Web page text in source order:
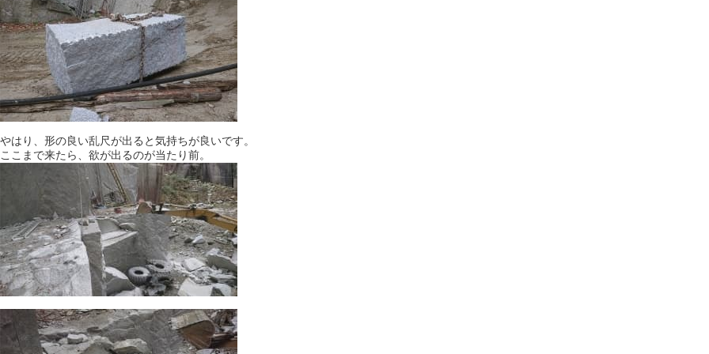
やはり、形の良い乱尺が出ると気持ちが良いです。
ここまで来たら、欲が出るのが当たり前。